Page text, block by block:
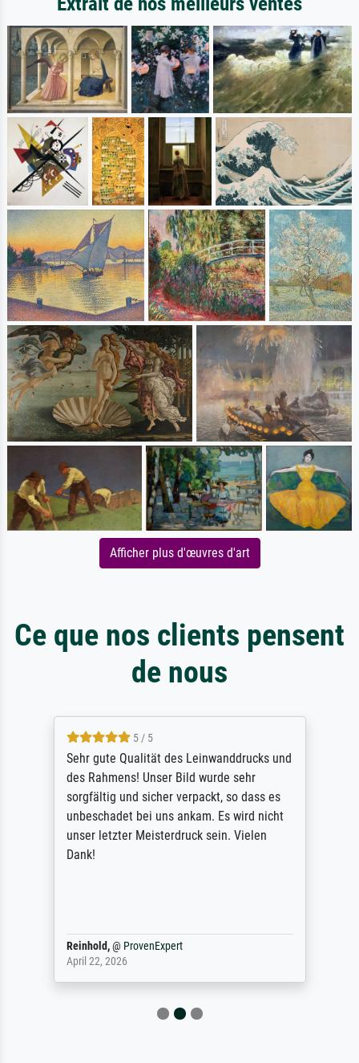
Afficher plus d'œuvres d'art
Ce que nos clients pensent
de nous
5 / 5
Sehr gute Qualität des Leinwanddrucks und
des Rahmens! Unser Bild wurde sehr
sorgfältig und sicher verpackt, so dass es
unbeschadet bei uns ankam. Es wird nicht
unser letzter Meisterdruck sein. Vielen
Dank!
Reinhold,@ ProvenExpert
April 22, 2026